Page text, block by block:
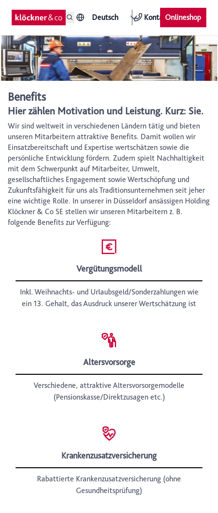
Deutsch KontaktOnlineshop
Benefits
Hier zählen Motivation und Leistung. Kurz: Sie.
Wir sind weltweit in verschiedenen Ländern tätig und bieten
unseren Mitarbeitern attraktive Benefits. Damit wollen wir
Einsatzbereitschaft und Expertise wertschätzen sowie die
persönliche Entwicklung fördern. Zudem spielt Nachhaltigkeit
mit dem Schwerpunkt auf Mitarbeiter, Umwelt,
gesellschaftliches Engagement sowie Wertschöpfung und
Zukunftsfähigkeit für uns als Traditionsunternehmen seit jeher
eine wichtige Rolle. In unserer in Düsseldorf ansässigen Holding
Klöckner & Co SE stellen wir unseren Mitarbeitern z. B.
folgende Benefits zur Verfügung:
Vergütungsmodell
Inkl. Weihnachts- und Urlaubsgeld/Sonderzahlungen wie
ein 13. Gehalt, das Ausdruck unserer Wertschätzung ist
Altersvorsorge
Verschiedene, attraktive Altersvorsorgemodelle
(Pensionskasse/Direktzusagen etc.)
Krankenzusatzversicherung
Rabattierte Krankenzusatzversicherung (ohne
Gesundheitsprüfung)